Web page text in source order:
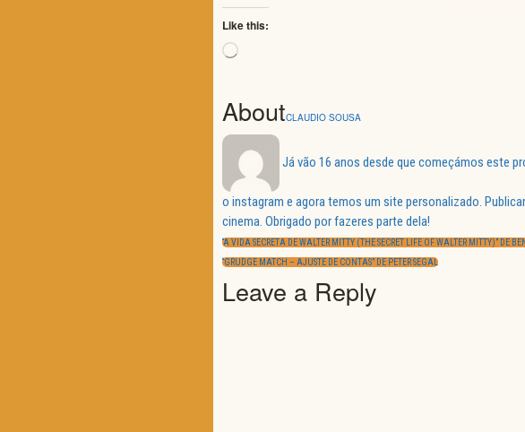
Like this:
Loading…
AboutCLAUDIO SOUSA
Já vão 16 anos desde que começámos este
o instagram e agora temos um site personalizado.
cinema. Obrigado por fazeres parte dela!
Navegação
de
artigos
PREVIOUS
“A VIDA SECRETA DE WALTER MITTY (THE SECRET LIFE OF WALTER MITTY)” DE
NEXT
“GRUDGE MATCH – AJUSTE DE CONTAS” DE PETER SEGAL
Leave a Reply